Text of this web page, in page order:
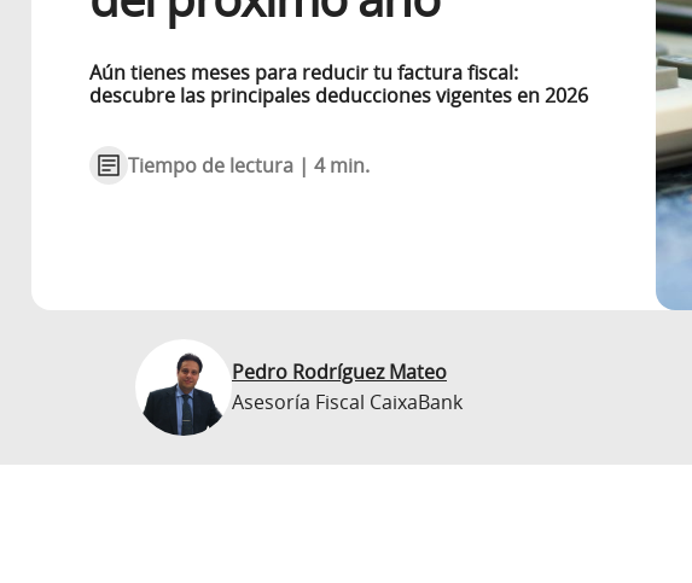
Aún tienes meses para reducir tu factura fiscal:
descubre las principales deducciones vigentes en 2026
Tiempo de lectura | 4 min.
Pedro Rodríguez Mateo
Asesoría Fiscal CaixaBank